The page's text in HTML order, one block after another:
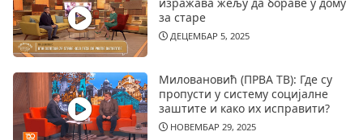
изражава жељу да бораве у дому
за старе
ДЕЦЕМБАР 5, 2025
Миловановић (ПРВА ТВ): Где су
пропусти у систему социјалне
заштите и како их исправити?
НОВЕМБАР 29, 2025